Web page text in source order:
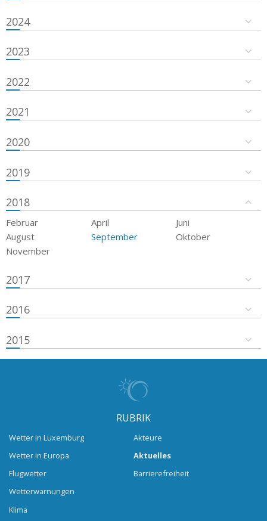
2024
2023
2022
2021
2020
2019
2018
Februar April
Juni
August
September
Oktober
November
2017
2016
2015
RUBRIK
Wetter in Luxemburg
Wetter in Europa
Flugwetter
Wetterwarnungen
Klima
Akteure
Aktuelles
Barrierefreiheit